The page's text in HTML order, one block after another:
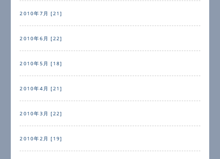
2010年7月 [21]
2010年6月 [22]
2010年5月 [18]
2010年4月 [21]
2010年3月 [22]
2010年2月 [19]